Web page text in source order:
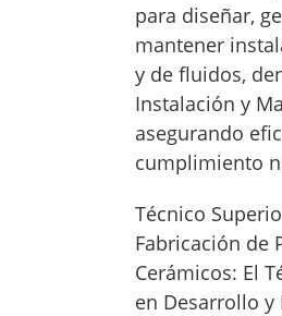
para diseñar,
mantener
y de fluidos,
Instalación y
asegurando
cumplimiento
Técnico
Fabricación de
Cerámicos: El
en Desarrollo y